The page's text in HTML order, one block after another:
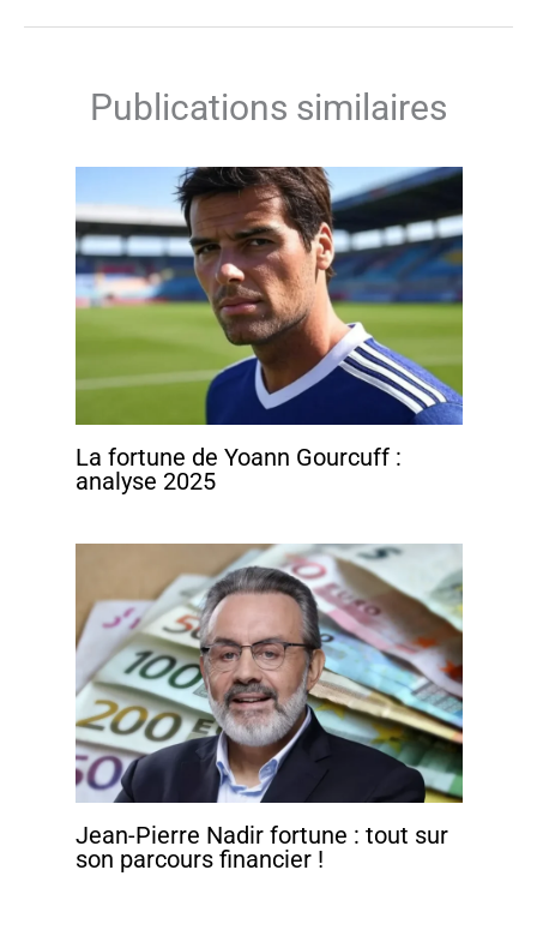
Publications similaires
La fortune de Yoann Gourcuff :
analyse 2025
Jean-Pierre Nadir fortune : tout sur
son parcours financier !